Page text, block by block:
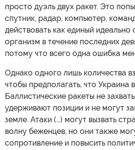
просто дуэль двух ракет. Это
спутник, радар, компьютер,
действовать как единый
организм в течение последних
потому что всего одна ошибка
Однако одного лишь количества
чтобы предполагать, что Украина
Баллистические ракеты не
удерживают позиции и не могут
земле. Атаки (…) могут вызвать
волну беженцев, но они также
сопротивление и повысить